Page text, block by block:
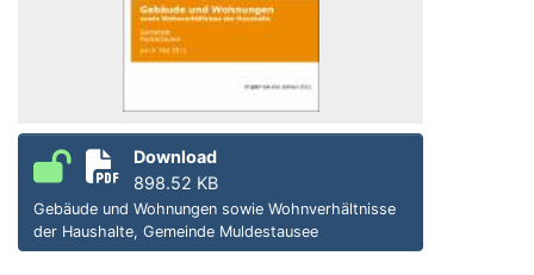
Download
898.52 KB
Gebäude und Wohnungen sowie Wohnverhältnisse
der Haushalte, Gemeinde Muldestausee